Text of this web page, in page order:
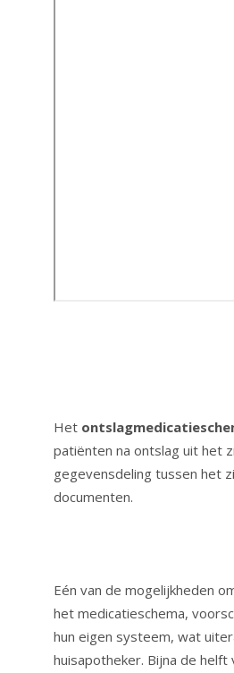
Het
patiënten na ontslag uit het
gegevensdeling tussen het
documenten.
Eén van de mogelijkheden
het medicatieschema,
hun eigen systeem, wat
huisapotheker. Bijna de